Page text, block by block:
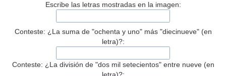
Escribe las letras mostradas en la imagen:
Conteste: ¿La suma de "ochenta y uno" más "diecinueve" (en
letra)?:
Conteste: ¿La división de "dos mil setecientos" entre nueve (en